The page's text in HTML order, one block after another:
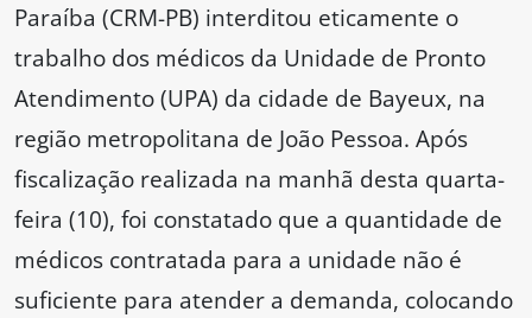
Paraíba (CRM-PB) interditou eticamente o
trabalho dos médicos da Unidade de Pronto
Atendimento (UPA) da cidade de Bayeux, na
região metropolitana de João Pessoa. Após
fiscalização realizada na manhã desta quarta-
feira (10), foi constatado que a quantidade de
médicos contratada para a unidade não é
suficiente para atender a demanda, colocando